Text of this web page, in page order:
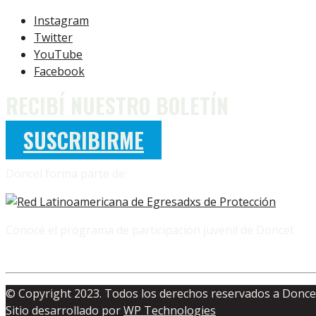
Instagram
Twitter
YouTube
Facebook
SUSCRIBIRME
© Copyright 2023. Todos los derechos reservados a
Sitio desarrollado porWP Technologies